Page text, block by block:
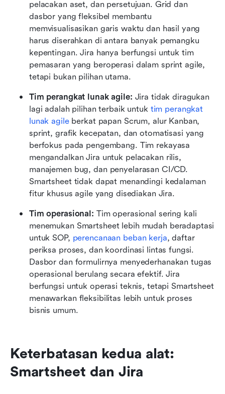
pelacakan aset, dan persetujuan. Grid dan
dasbor yang fleksibel membantu
memvisualisasikan garis waktu dan hasil yang
harus diserahkan di antara banyak pemangku
kepentingan. Jira hanya berfungsi untuk tim
pemasaran yang beroperasi dalam sprint agile,
tetapi bukan pilihan utama.
Tim perangkat lunak agile: Jira tidak diragukan
lagi adalah pilihan terbaik untuk tim perangkat
lunak agile berkat papan Scrum, alur Kanban,
sprint, grafik kecepatan, dan otomatisasi yang
berfokus pada pengembang. Tim rekayasa
mengandalkan Jira untuk pelacakan rilis,
manajemen bug, dan penyelarasan CI/CD.
Smartsheet tidak dapat menandingi kedalaman
fitur khusus agile yang disediakan Jira.
Tim operasional: Tim operasional sering kali
menemukan Smartsheet lebih mudah beradaptasi
untuk SOP, perencanaan beban kerja, daftar
periksa proses, dan koordinasi lintas fungsi.
Dasbor dan formulirnya menyederhanakan tugas
operasional berulang secara efektif. Jira
berfungsi untuk operasi teknis, tetapi Smartsheet
menawarkan fleksibilitas lebih untuk proses
bisnis umum.
Keterbatasan kedua alat:
Smartsheet dan Jira